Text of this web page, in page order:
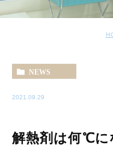
NEWS
2021.09.29
解熱剤は何℃に